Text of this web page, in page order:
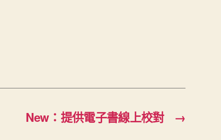
→
New：提供電子書線上校對